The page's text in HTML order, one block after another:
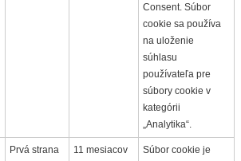
Consent. Súbor
cookie sa používa
na uloženie
súhlasu
používateľa pre
súbory cookie v
kategórii
„Analytika“.
Prvá strana 11 mesiacov
Súbor cookie je